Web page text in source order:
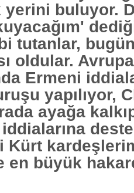
buluyor.
tutanlar,
oldular. Avrupa
Ermeni
yapılıyor,
ayağa
Kürt
en büyük